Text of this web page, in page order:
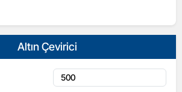
Altın Çevirici